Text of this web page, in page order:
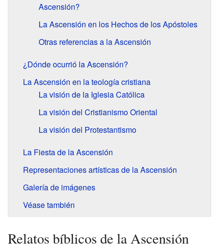
Ascensión?
La Ascensión en los Hechos de los Apóstoles
Otras referencias a la Ascensión
¿Dónde ocurrió la Ascensión?
La Ascensión en la teología cristiana
La visión de la Iglesia Católica
La visión del Cristianismo Oriental
La visión del Protestantismo
La Fiesta de la Ascensión
Representaciones artísticas de la Ascensión
Galería de imágenes
Véase también
Relatos bíblicos de la Ascensión